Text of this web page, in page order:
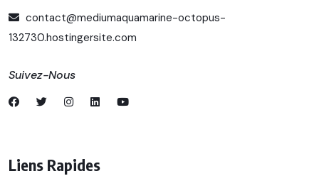
contact@mediumaquamarine-octopus-
132730.hostingersite.com
Suivez-Nous
Liens Rapides